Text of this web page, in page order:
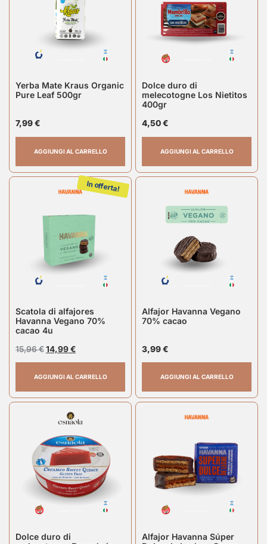
Yerba Mate Kraus Organic
Pure Leaf 500gr
7,99€
AGGIUNGI AL CARRELLO
Dolce duro di
melecotogne Los Nietitos
400gr
4,50€
AGGIUNGI AL CARRELLO
In offerta!
Scatola di alfajores
Havanna Vegano 70%
cacao 4u
15,96€14,99€
AGGIUNGI AL CARRELLO
Alfajor Havanna Vegano
70% cacao
3,99€
AGGIUNGI AL CARRELLO
Dolce duro di
Alfajor Havanna Súper